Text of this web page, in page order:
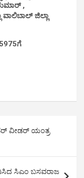
,
ಜಿಲ್ಲಾ
ವೀಡರ್ ಯಂತ್ರ
ಸಿಎಂ ಬಸವರಾಜ